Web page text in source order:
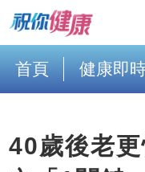
首頁 健康即
40歲後老